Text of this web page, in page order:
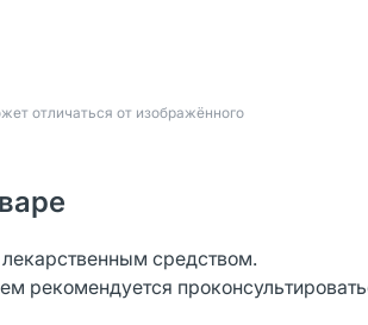
отличаться от изображённого
средством.
рекомендуется